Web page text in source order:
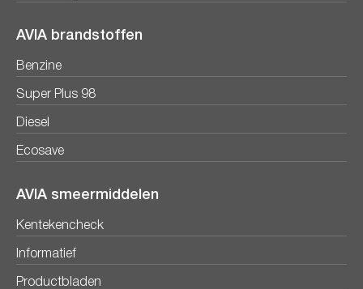
AVIA brandstoffen
Benzine
Super Plus 98
Diesel
Ecosave
AVIA smeermiddelen
Kentekencheck
Informatief
Productbladen